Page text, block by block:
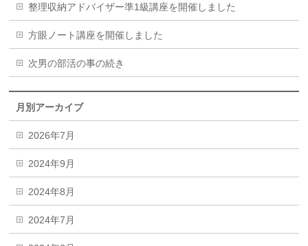
整理収納アドバイザー準1級講座を開催しました
方眼ノート講座を開催しました
次男の部活の事の続き
月別アーカイブ
2026年7月
2024年9月
2024年8月
2024年7月